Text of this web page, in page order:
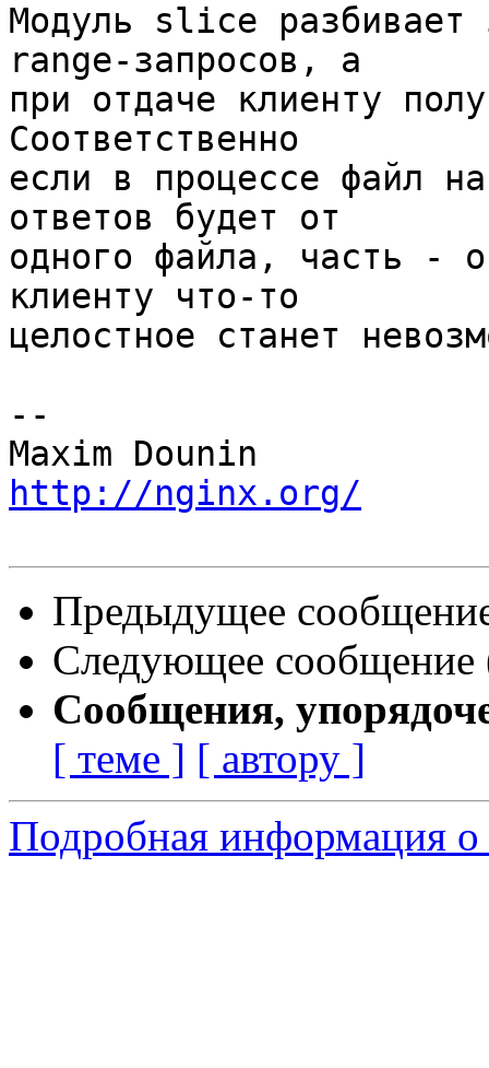
Модуль slice разбивает
range-запросов, а
при отдаче клиенту
Соответственно
если в процессе файл
ответов будет от
одного файла, часть -
клиенту что-то
целостное станет
--
http://nginx.org/
Предыдущее
Следующее сообщение
Сообщения,
[ теме ] [ автору ]
Подробная информация